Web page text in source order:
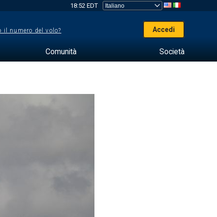
18:52 EDT
il numero del volo? Accedi
Comunità Società